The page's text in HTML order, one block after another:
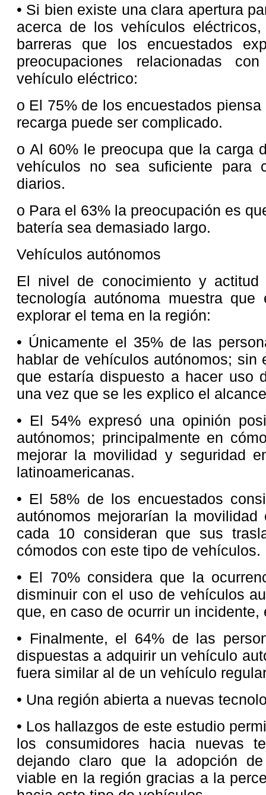
• Si bien existe una clara apertura
acerca de los vehículos
barreras que los encuestados
preocupaciones relacionadas
vehículo eléctrico:
o El 75% de los encuestados
recarga puede ser complicado.
o Al 60% le preocupa que la carga
vehículos no sea suficiente para
diarios.
o Para el 63% la preocupación es
batería sea demasiado largo.
Vehículos autónomos
El nivel de conocimiento y
tecnología autónoma muestra
explorar el tema en la región:
• Únicamente el 35% de las
hablar de vehículos autónomos; sin
que estaría dispuesto a hacer uso
una vez que se les explico el
• El 54% expresó una opinión
autónomos; principalmente en
mejorar la movilidad y seguridad
latinoamericanas.
• El 58% de los encuestados
autónomos mejorarían la
cada 10 consideran que sus
cómodos con este tipo de vehículos.
• El 70% considera que la
disminuir con el uso de vehículos
que, en caso de ocurrir un
• Finalmente, el 64% de las
dispuestas a adquirir un vehículo
fuera similar al de un vehículo
• Una región abierta a nuevas
• Los hallazgos de este estudio
los consumidores hacia nuevas
dejando claro que la adopción
viable en la región gracias a la